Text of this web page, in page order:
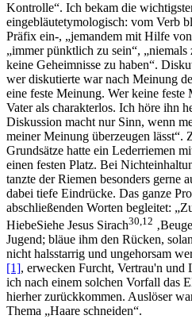
Kontrolle . Ich bekam die
eingebläutetymologisch: vom Verb
Präfix ein-, „jemandem mit Hilfe
immer pünktlich zu sein , niemals
keine Geheimnisse zu haben .
wer diskutierte war nach Meinung
eine feste Meinung. Wer keine feste
Vater als charakterlos. Ich höre ihn
Diskussion macht nur Sinn, wenn
meiner Meinung überzeugen lässt .
Grundsätze hatte ein Lederriemen
einen festen Platz. Bei
tanzte der Riemen besonders gerne
dabei tiefe Eindrücke. Das ganze
abschließenden Worten begleitet:
HiebeSiehe Jesus Sirach30,12
Jugend; bläue ihm den Rücken,
nicht halsstarrig und ungehorsam
[1], erwecken Furcht, Vertrau'n und
ich nach einem solchen Vorfall das
hierher zurückkommen. Auslöser
Thema
Haare schneiden .